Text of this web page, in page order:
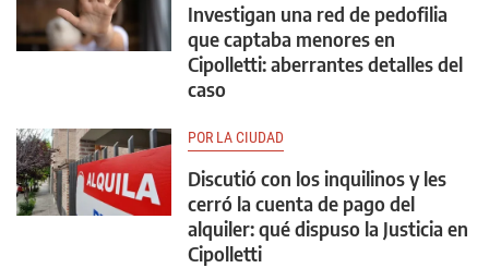
Investigan una red de pedofilia
que captaba menores en
Cipolletti: aberrantes detalles del
caso
POR LA CIUDAD
Discutió con los inquilinos y les
cerró la cuenta de pago del
alquiler: qué dispuso la Justicia en
Cipolletti